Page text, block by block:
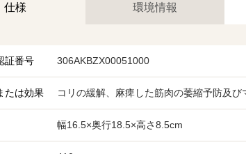
仕様 環境情報
証番号 306AKBZX00051000
たは効果 コリの緩解、麻痺した筋肉の萎縮予防及び
幅16.5×奥行18.5×高さ8.5cm